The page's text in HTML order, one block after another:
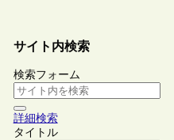
サイト内検索
検索フォーム
詳細検索
タイトル